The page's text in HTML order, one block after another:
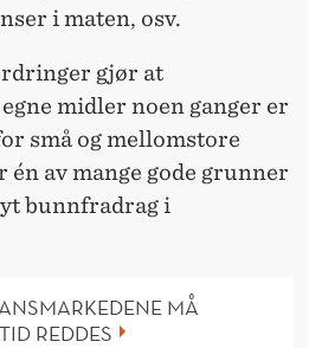
i maten, osv.
gjør at
midler noen ganger er
små og mellomstore
av mange gode grunner
bunnfradrag i
MÅ
REDDES